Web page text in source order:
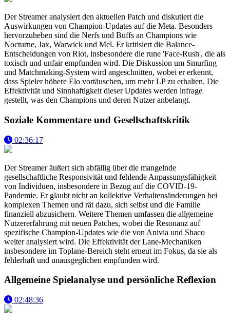
Der Streamer analysiert den aktuellen Patch und diskutiert die
Auswirkungen von Champion-Updates auf die Meta. Besonders
hervorzuheben sind die Nerfs und Buffs an Champions wie
Nocturne, Jax, Warwick und Mel. Er kritisiert die Balance-
Entscheidungen von Riot, insbesondere die rune 'Face-Rush', die als
toxisch und unfair empfunden wird. Die Diskussion um Smurfing
und Matchmaking-System wird angeschnitten, wobei er erkennt,
dass Spieler höhere Elo vortäuschen, um mehr LP zu erhalten. Die
Effektivität und Sinnhaftigkeit dieser Updates werden infrage
gestellt, was den Champions und deren Nutzer anbelangt.
Soziale Kommentare und Gesellschaftskritik
02:36:17
Der Streamer äußert sich abfällig über die mangelnde
gesellschaftliche Responsivität und fehlende Anpassungsfähigkeit
von Individuen, insbesondere in Bezug auf die COVID-19-
Pandemie. Er glaubt nicht an kollektive Verhaltensänderungen bei
komplexen Themen und rät dazu, sich selbst und die Familie
finanziell abzusichern. Weitere Themen umfassen die allgemeine
Nutzererfahrung mit neuen Patches, wobei die Resonanz auf
spezifische Champion-Updates wie die von Anivia und Shaco
weiter analysiert wird. Die Effektivität der Lane-Mechaniken
insbesondere im Toplane-Bereich steht erneut im Fokus, da sie als
fehlerhaft und unausgeglichen empfunden wird.
Allgemeine Spielanalyse und persönliche Reflexion
02:48:36